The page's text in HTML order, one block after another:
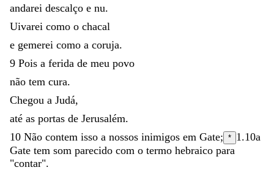
andarei descalço e nu.
Uivarei como o chacal
e gemerei como a coruja.
9 Pois a ferida de meu povo
não tem cura.
Chegou a Judá,
até as portas de Jerusalém.
10 Não contem isso a nossos inimigos em Gate; * 1.10a
Gate tem som parecido com o termo hebraico para
"contar".